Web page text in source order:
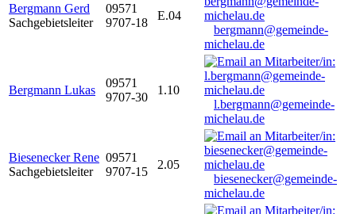
Bergmann Gerd
Sachgebietsleiter
09571
9707-18
E.04
bergmann@gemeinde-
michelau.de
Bergmann Lukas
09571
9707-30
1.10
l.bergmann@gemeinde-
michelau.de
Biesenecker Rene
Sachgebietsleiter
09571
9707-15
2.05
biesenecker@gemeinde-
michelau.de